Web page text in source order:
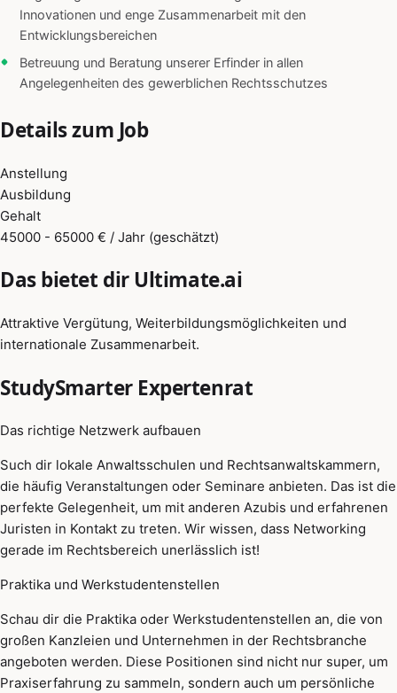
Innovationen und enge Zusammenarbeit mit den
Entwicklungsbereichen
Betreuung und Beratung unserer Erfinder in allen
Angelegenheiten des gewerblichen Rechtsschutzes
Details zum Job
Anstellung
Ausbildung
Gehalt
45000 - 65000 € / Jahr (geschätzt)
Das bietet dir Ultimate.ai
Attraktive Vergütung, Weiterbildungsmöglichkeiten und
internationale Zusammenarbeit.
StudySmarter Expertenrat
Das richtige Netzwerk aufbauen
Such dir lokale Anwaltsschulen und Rechtsanwaltskammern,
die häufig Veranstaltungen oder Seminare anbieten. Das ist die
perfekte Gelegenheit, um mit anderen Azubis und erfahrenen
Juristen in Kontakt zu treten. Wir wissen, dass Networking
gerade im Rechtsbereich unerlässlich ist!
Praktika und Werkstudentenstellen
Schau dir die Praktika oder Werkstudentenstellen an, die von
großen Kanzleien und Unternehmen in der Rechtsbranche
angeboten werden. Diese Positionen sind nicht nur super, um
Praxiserfahrung zu sammeln, sondern auch um persönliche